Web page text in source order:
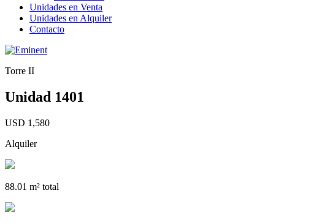
Unidades en Venta
Unidades en Alquiler
Contacto
Torre II
Unidad 1401
USD 1,580
Alquiler
88.01 m² total